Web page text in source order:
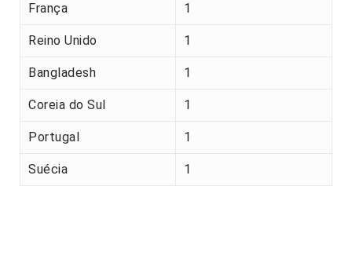
França 1
Reino Unido 1
Bangladesh 1
Coreia do Sul 1
Portugal 1
Suécia 1